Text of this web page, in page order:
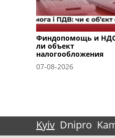
Финдопомощь и
ли объект
налогообложения
07-08-2026
Kyiv Dnipro